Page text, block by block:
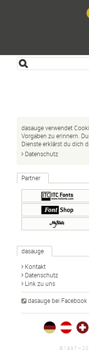
dasauge verwendet
Vorgaben zu erinnern.
Dienste erklärst du dich
Datenschutz
Partner
dasauge
Kontakt
Datenschutz
Link zu uns
dasauge bei Facebook